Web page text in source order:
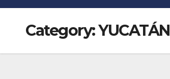
Category:YUCATÁN